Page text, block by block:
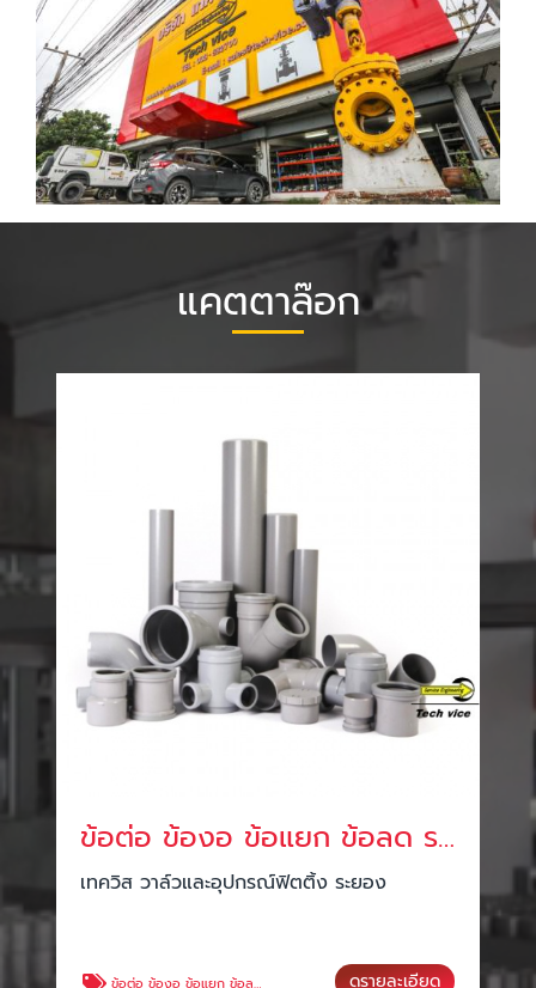
แคตตาล๊อก
ข้อต่อ ข้องอ ข้อแยก ข้อลด ระยอง
ณ์ฟิตติ้ง ระยอง
ดูรายละเอียด
น็อต สกรู ระยอง
เทควิส วาล์วและอุปกรณ์ฟิตติ้ง
น๊อต สกรู